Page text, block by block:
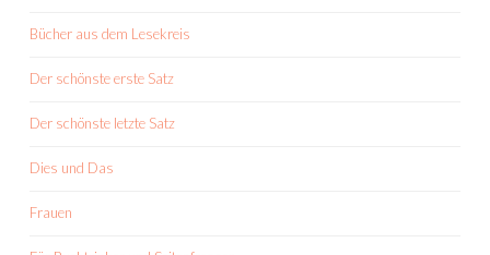
Bücher aus dem Lesekreis
Der schönste erste Satz
Der schönste letzte Satz
Dies und Das
Frauen